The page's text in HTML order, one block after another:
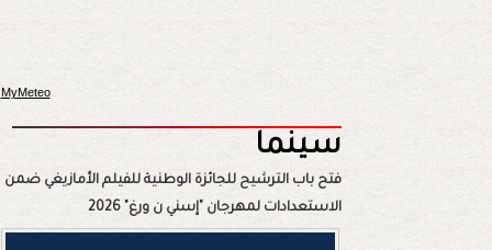
MyMeteo
سينما
فتح باب الترشيح للجائزة الوطنية للفيلم الأمازيغي ضمن
الاستعدادات لمهرجان "إسني ن ورغ" 2026